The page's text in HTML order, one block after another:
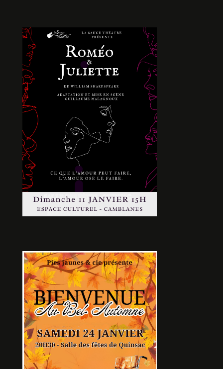
COUETTES
De Jean Philippe CROS
ROMEO ET JULIETTE
De Guillaume MALAGNOUX